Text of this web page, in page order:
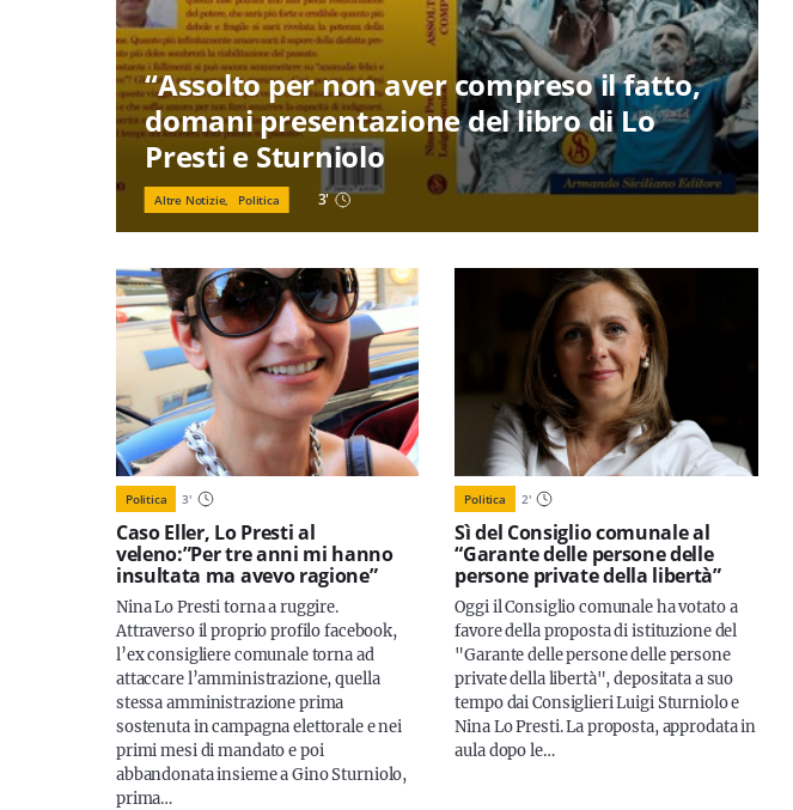
“Assolto per non aver compreso il fatto,
domani presentazione del libro di Lo
Presti e Sturniolo
Altre Notizie, Politica 3'
Politica 3'
Caso Eller, Lo Presti al
veleno:”Per tre anni mi hanno
insultata ma avevo ragione”
Nina Lo Presti torna a ruggire.
Attraverso il proprio profilo facebook,
l’ex consigliere comunale torna ad
attaccare l’amministrazione, quella
stessa amministrazione prima
sostenuta in campagna elettorale e nei
primi mesi di mandato e poi
abbandonata insieme a Gino Sturniolo,
prima…
Politica 2'
Sì del Consiglio comunale al
“Garante delle persone delle
persone private della libertà”
Oggi il Consiglio comunale ha votato a
favore della proposta di istituzione del
"Garante delle persone delle persone
private della libertà", depositata a suo
tempo dai Consiglieri Luigi Sturniolo e
Nina Lo Presti. La proposta, approdata in
aula dopo le…